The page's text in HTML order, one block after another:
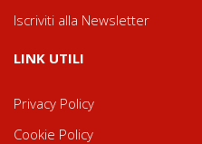
Iscriviti alla Newsletter
LINK UTILI
Privacy Policy
Cookie Policy